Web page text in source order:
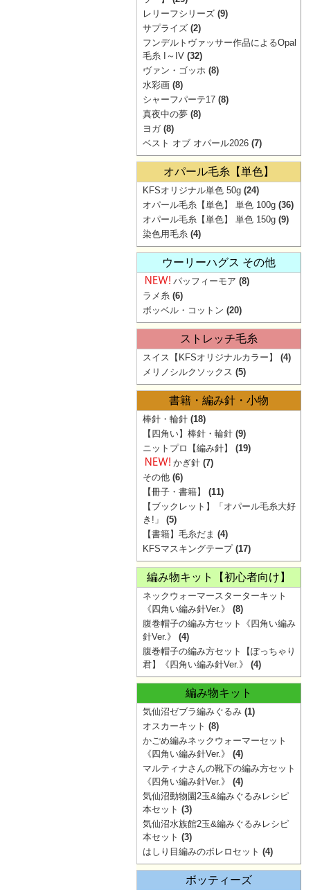
レリーフシリーズ (9)
サプライズ (2)
フンデルトヴァッサー作品によるOpal
毛糸 I～IV (32)
ヴァン・ゴッホ (8)
水彩画 (8)
シャーフパーテ17 (8)
真夜中の夢 (8)
ヨガ(8)
ベスト オブ オパール2026 (7)
オパール毛糸【単色】
KFSオリジナル単色 50g (24)
オパール毛糸【単色】 単色 100g (36)
オパール毛糸【単色】 単色 150g (9)
染色用毛糸 (4)
ウーリーハグス その他
パッフィーモア (8)
ラメ糸 (6)
ボッベル・コットン (20)
ストレッチ毛糸
スイス【KFSオリジナルカラー】
(4)
メリノシルクソックス (5)
書籍・編み針・小物
棒針・輪針 (18)
【四角い】棒針・輪針 (9)
ニットプロ【編み針】
(19)
かぎ針 (7)
その他 (6)
【冊子・書籍】
(11)
【ブックレット】「オパール毛糸大好
き!」
(5)
【書籍】毛糸だま (4)
KFSマスキングテープ(17)
編み物キット【初心者向け】
ネックウォーマースターターキット
《四角い編み針Ver.》
(8)
腹巻帽子の編み方セット《四角い編み
針Ver.》
(4)
腹巻帽子の編み方セット【ぽっちゃり
君】《四角い編み針Ver.》
(4)
編み物キット
気仙沼ゼブラ編みぐるみ (1)
オスカーキット (8)
かごめ編みネックウォーマーセット
《四角い編み針Ver.》
(4)
マルティナさんの靴下の編み方セット
《四角い編み針Ver.》
(4)
気仙沼動物園2玉&編みぐるみレシピ
本セット (3)
気仙沼水族館2玉&編みぐるみレシピ
本セット (3)
はしり目編みのボレロセット (4)
ボッティーズ